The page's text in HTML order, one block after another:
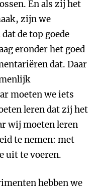
En als zij het
zijn we
de top goede
eronder het goed
dat. Daar
moeten we iets
leren dat zij het
wij moeten leren
te nemen: met
uit te voeren.
hebben we